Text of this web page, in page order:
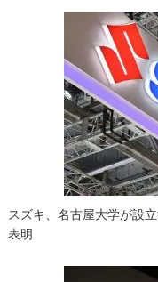
スズキ、名古屋大学が設
表明